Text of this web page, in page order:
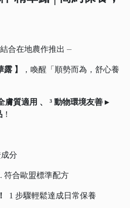
合在地農作推出 ⏤
】
，喚醒「順勢而為，舒心養
膚質適用 、 ³ 動物環境友善 ▸
！
分
符合歐盟標準配方
1 步驟輕鬆達成日常保養